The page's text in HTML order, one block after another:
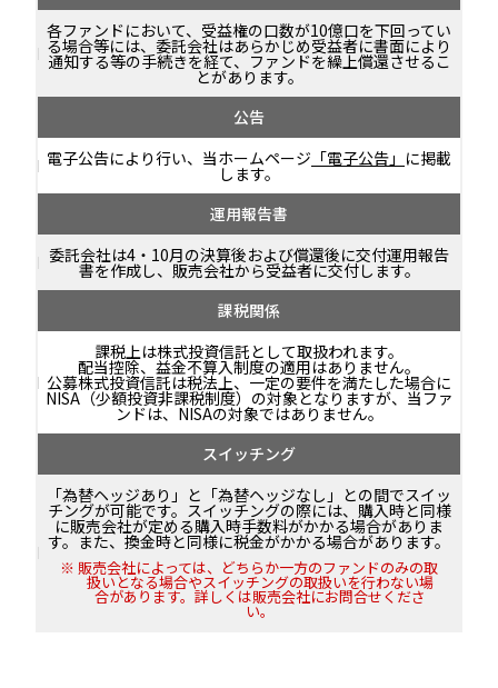
各ファンドにおいて、受益権の口数が10億口を下回ってい
る場合等には、委託会社はあらかじめ受益者に書面により
通知する等の手続きを経て、ファンドを繰上償還させるこ
とがあります。
公告
電子公告により行い、当ホームページ 「電子公告」 に掲載
します。
運用報告書
委託会社は4・10月の決算後および償還後に交付運用報告
書を作成し、販売会社から受益者に交付します。
課税関係
課税上は株式投資信託として取扱われます。
配当控除、益金不算入制度の適用はありません。
公募株式投資信託は税法上、一定の要件を満たした場合に
NISA（少額投資非課税制度）の対象となりますが、当ファ
ンドは、NISAの対象ではありません。
スイッチング
「為替ヘッジあり」と「為替ヘッジなし」との間でスイッ
チングが可能です。スイッチングの際には、購入時と同様
に販売会社が定める購入時手数料がかかる場合がありま
す。また、換金時と同様に税金がかかる場合があります。
販売会社によっては、どちらか一方のファンドのみの取
扱いとなる場合やスイッチングの取扱いを行わない場
合があります。詳しくは販売会社にお問合せくださ
い。